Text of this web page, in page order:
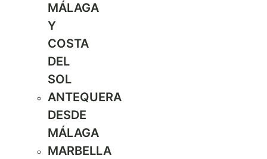
MÁLAGA
Y
COSTA
DEL
SOL
ANTEQUERA
DESDE
MÁLAGA
MARBELLA